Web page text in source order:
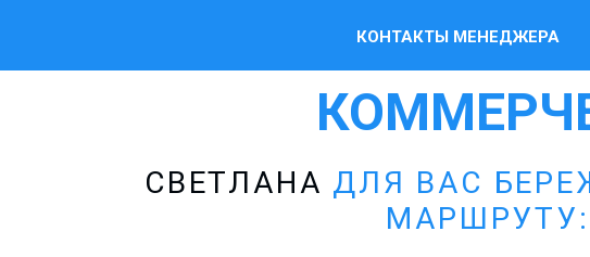
КОНТАКТЫ МЕНЕДЖЕРА
СВЕТЛАНА ДЛЯ ВАС
МАРШРУТУ: